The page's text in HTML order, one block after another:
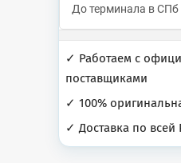
До терминала в СПб
✓ Работаем с
поставщиками
✓ 100%
✓ Доставка по всей